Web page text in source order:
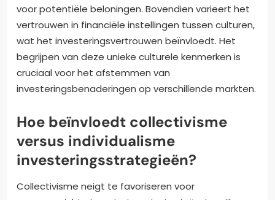
voor potentiële beloningen. Bovendien varieert het
vertrouwen in financiële instellingen tussen culturen,
wat het investeringsvertrouwen beïnvloedt. Het
begrijpen van deze unieke culturele kenmerken is
cruciaal voor het afstemmen van
investeringsbenaderingen op verschillende markten.
Hoe beïnvloedt collectivisme
versus individualisme
investeringsstrategieën?
Collectivisme neigt te favoriseren voor